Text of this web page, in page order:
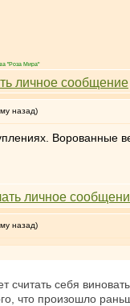
"Роза Мира"
назад)
Ворованные
назад)
считать себя
что произошло